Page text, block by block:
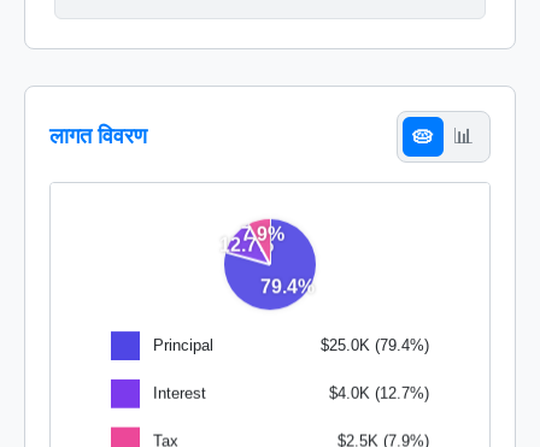
लागत विवरण 🥧 📊